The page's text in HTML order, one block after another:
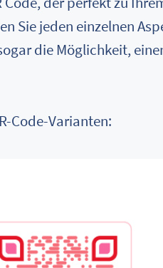
Sie jeden einzelnen
die Möglichkeit,
Code-Varianten: